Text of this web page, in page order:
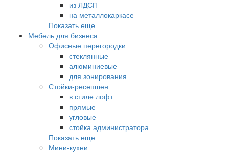
из ЛДСП
на металлокаркасе
Показать еще
Мебель для бизнеса
Офисные перегородки
стеклянные
алюминиевые
для зонирования
Стойки-ресепшен
в стиле лофт
прямые
угловые
стойка администратора
Показать еще
Мини-кухни